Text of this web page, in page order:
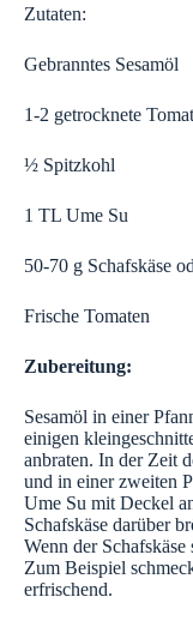
Zutaten:
Gebranntes Sesamöl
1-2 getrocknete
½ Spitzkohl
1 TL Ume Su
50-70 g Schafskäse
Frische Tomaten
Zubereitung:
Sesamöl in einer
einigen
anbraten. In der Zeit
und in einer zweiten
Ume Su mit Deckel
Schafskäse darüber
Wenn der
Zum Beispiel
erfrischend.